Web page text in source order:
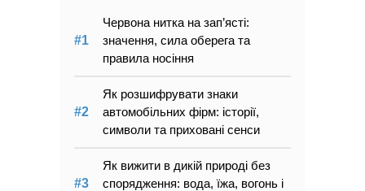
Червона нитка на зап’ясті:
значення, сила оберега та
правила носіння
Як розшифрувати знаки
автомобільних фірм: історії,
символи та приховані сенси
Як вижити в дикій природі без
спорядження: вода, їжа, вогонь і